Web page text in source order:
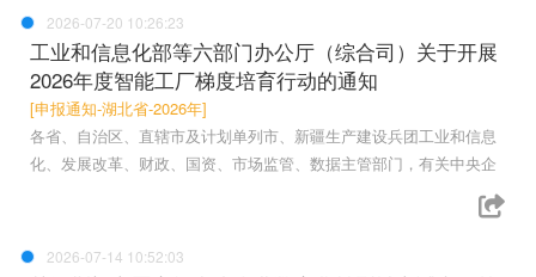
2026-07-20 10:26:23
工业和信息化部等六部门办公厅（综合司）关于开展
2026年度智能工厂梯度培育行动的通知
[申报通知-湖北省-2026年]
各省、自治区、直辖市及计划单列市、新疆生产建设兵团工业和信息
化、发展改革、财政、国资、市场监管、数据主管部门，有关中央企
2026-07-14 10:52:03